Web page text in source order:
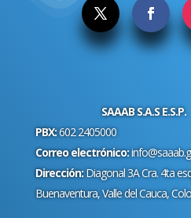
SAAAB S.A.S E.S.P.
PBX:602 2405000
Correo electrónico:
Dirección:Diagonal 3A Cra. 4ta
Buenaventura, Valle del Cauca,